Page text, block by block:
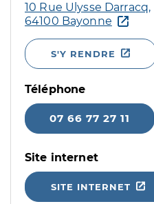
10 Rue Ulysse Darracq,
64100 Bayonne
S'Y RENDRE
Téléphone
07 66 77 27 11
Site internet
SITE INTERNET